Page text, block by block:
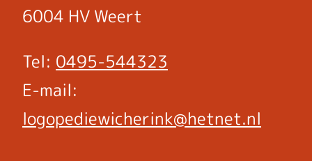
6004 HV Weert
Tel: 0495-544323
E-mail:
logopediewicherink@hetnet.nl